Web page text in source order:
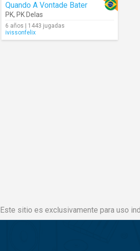
Quando A Vontade Bater
PK, PK Delas
6 años | 1443 jugadas
ivissonfelix
Este sitio es exclusivamente para uso